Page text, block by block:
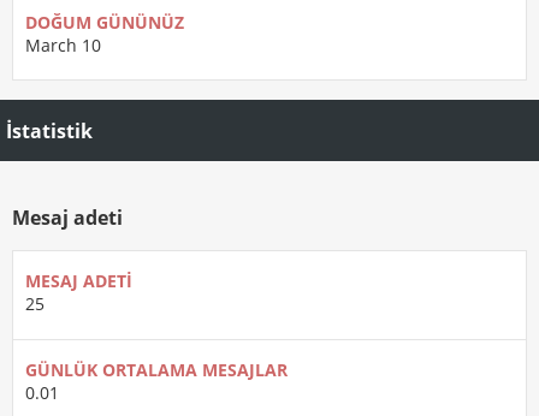
DOĞUM GÜNÜNÜZ
March 10
İstatistik
Mesaj adeti
MESAJ ADETI
25
GÜNLÜK ORTALAMA MESAJLAR
0.01